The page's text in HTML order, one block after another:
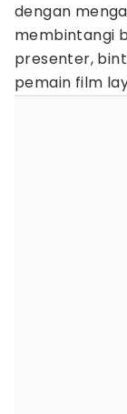
dengan
membintangi
presenter,
pemain film